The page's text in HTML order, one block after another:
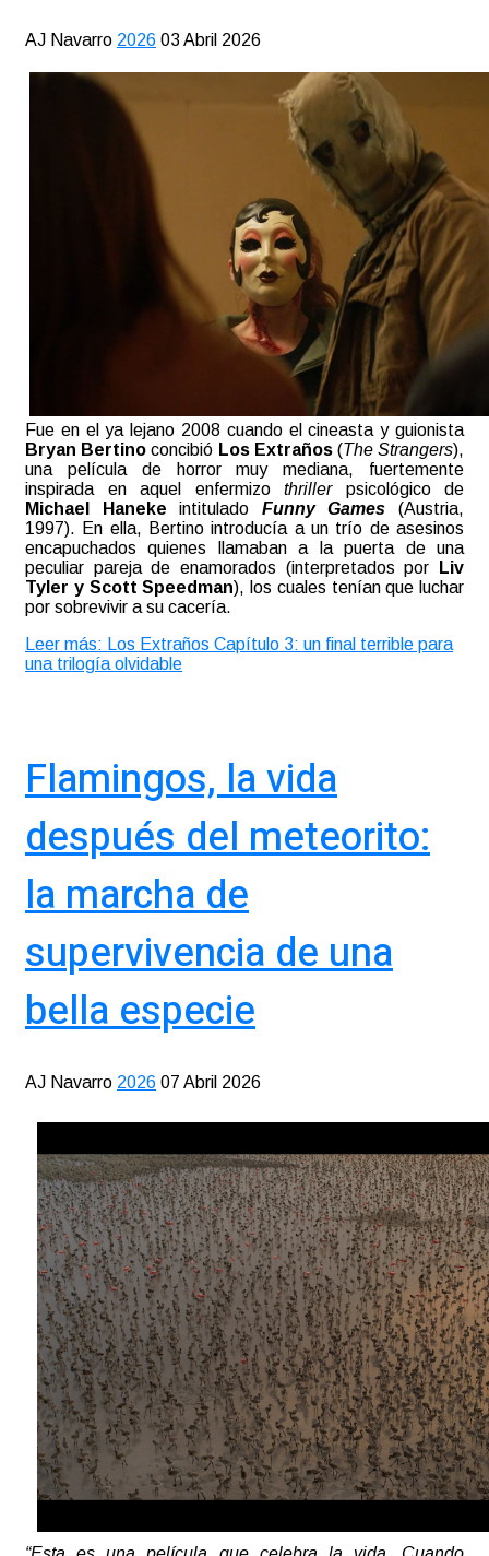
AJ Navarro 2026 03 Abril 2026
Fue en el ya lejano 2008 cuando el cineasta y guionista
Bryan Bertinoconcibió Los Extraños(The Strangers),
una película de horror muy mediana, fuertemente
inspirada en aquel enfermizo thriller psicológico de
Michael Hanekeintitulado Funny Games(Austria,
1997). En ella, Bertino introducía a un trío de asesinos
encapuchados quienes llamaban a la puerta de una
peculiar pareja de enamorados (interpretados por
Liv
Tyler y Scott Speedman), los cuales tenían que luchar
por sobrevivir a su cacería.
Leer más: Los Extraños Capítulo 3: un final terrible para
una trilogía olvidable
Flamingos, la vida
después del meteorito:
la marcha de
supervivencia de una
bella especie
AJ Navarro 2026 07 Abril 2026